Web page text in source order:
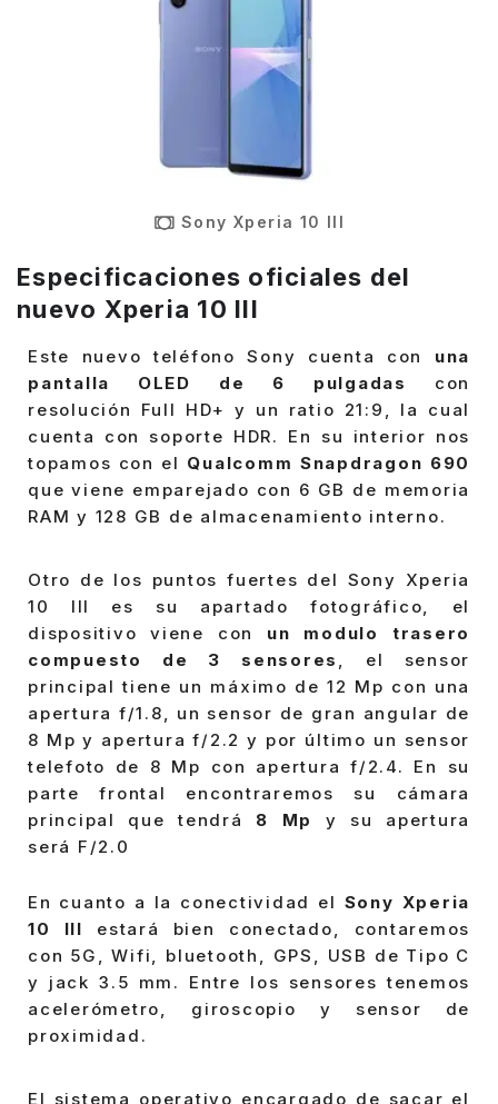
Sony Xperia 10 III
Especificaciones oficiales del
nuevo Xperia 10 III
Este nuevo teléfono Sony cuenta con una
pantalla OLED de 6 pulgadas
con
resolución Full HD+ y un ratio 21:9, la cual
cuenta con soporte HDR. En su interior nos
topamos con el Qualcomm Snapdragon 690
que viene emparejado con 6 GB de memoria
RAM y 128 GB de almacenamiento interno.
Otro de los puntos fuertes del Sony Xperia
10 III es su apartado fotográfico, el
dispositivo viene con un modulo trasero
compuesto de 3 sensores , el sensor
principal tiene un máximo de 12 Mp con una
apertura f/1.8, un sensor de gran angular de
8 Mp y apertura f/2.2 y por último un sensor
telefoto de 8 Mp con apertura f/2.4. En su
parte frontal encontraremos su cámara
principal que tendrá 8 Mp
y su apertura
será F/2.0
En cuanto a la conectividad el Sony Xperia
10 III
estará bien conectado, contaremos
con 5G, Wifi, bluetooth, GPS, USB de Tipo C
y jack 3.5 mm. Entre los sensores tenemos
acelerómetro, giroscopio y sensor de
proximidad.
El sistema operativo encargado de sacar el